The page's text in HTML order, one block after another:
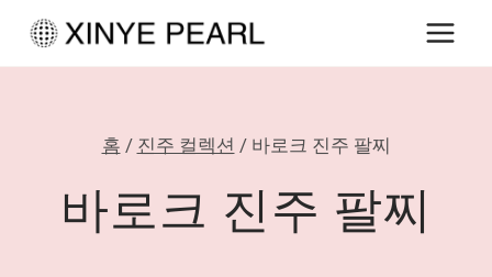
홈 / 진주 컬렉션 / 바로크 진주 팔찌
바로크 진주 팔찌